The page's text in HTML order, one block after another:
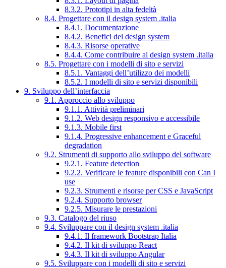
8.3.2. Prototipi in alta fedeltà
8.4. Progettare con il design system .italia
8.4.1. Documentazione
8.4.2. Benefici del design system
8.4.3. Risorse operative
8.4.4. Come contribuire al design system .italia
8.5. Progettare con i modelli di sito e servizi
8.5.1. Vantaggi dell’utilizzo dei modelli
8.5.2. I modelli di sito e servizi disponibili
9. Sviluppo dell’interfaccia
9.1. Approccio allo sviluppo
9.1.1. Attività preliminari
9.1.2. Web design responsivo e accessibile
9.1.3. Mobile first
9.1.4. Progressive enhancement e Graceful
degradation
9.2. Strumenti di supporto allo sviluppo del software
9.2.1. Feature detection
9.2.2. Verificare le feature disponibili con Can I
use
9.2.3. Strumenti e risorse per CSS e JavaScript
9.2.4. Supporto browser
9.2.5. Misurare le prestazioni
9.3. Catalogo del riuso
9.4. Sviluppare con il design system .italia
9.4.1. Il framework Bootstrap Italia
9.4.2. Il kit di sviluppo React
9.4.3. Il kit di sviluppo Angular
9.5. Sviluppare con i modelli di sito e servizi